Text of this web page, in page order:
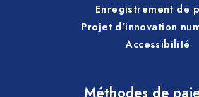
Enregistrement de
Projet d'innovation
Accessibilité